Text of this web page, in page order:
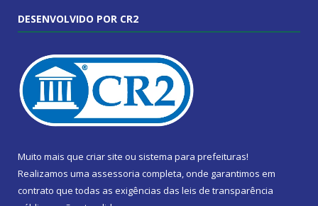
DESENVOLVIDO POR CR2
Muito mais que criar site ou sistema para prefeituras!
Realizamos uma assessoria completa, onde garantimos em
contrato que todas as exigências das leis de transparência